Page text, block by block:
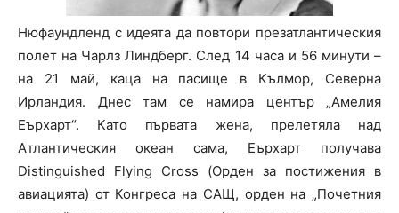
Нюфаундленд с идеята да повтори презатлантическия
полет на Чарлз Линдберг. След 14 часа и 56 минути –
на 21 май, каца на пасище в Кълмор, Северна
Ирландия. Днес там се намира център „Амелия
Еърхарт“. Като първата жена, прелетяла над
Атлантическия океан сама, Еърхарт получава
Distinguished Flying Cross (Орден за постижения в
авиацията) от Конгреса на САЩ, орден на „Почетния